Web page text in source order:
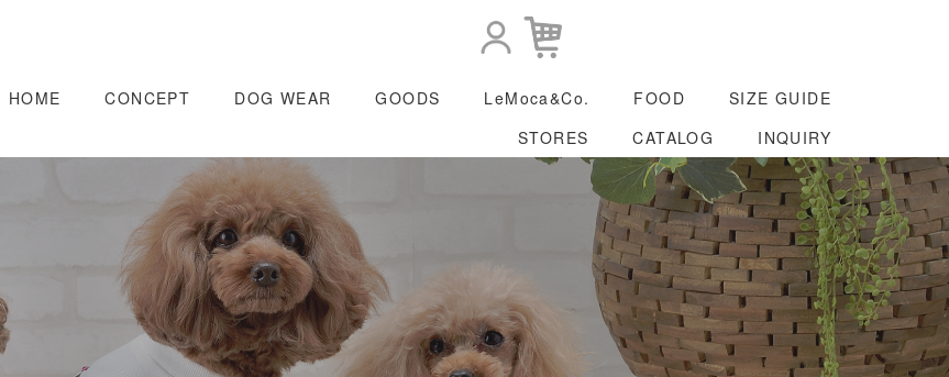
HOME CONCEPT DOG WEAR GOODS LeMoca&Co. FOOD
SIZE GUIDE
STORES
CATALOG INQUIRY